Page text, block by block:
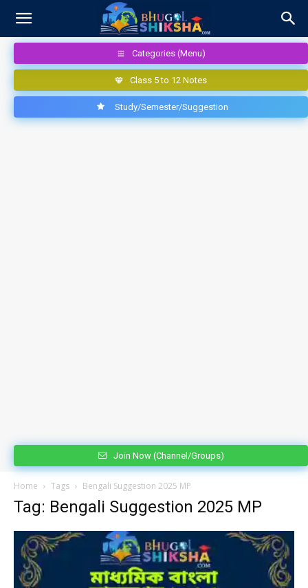
Categories (Menu)
Class 5 to 12 Notes
Study/Semester/Suggestion
Join Now (Channel/Groups)
Home Tags Bengali Suggestion 2025 MP
Tag: Bengali Suggestion 2025 MP